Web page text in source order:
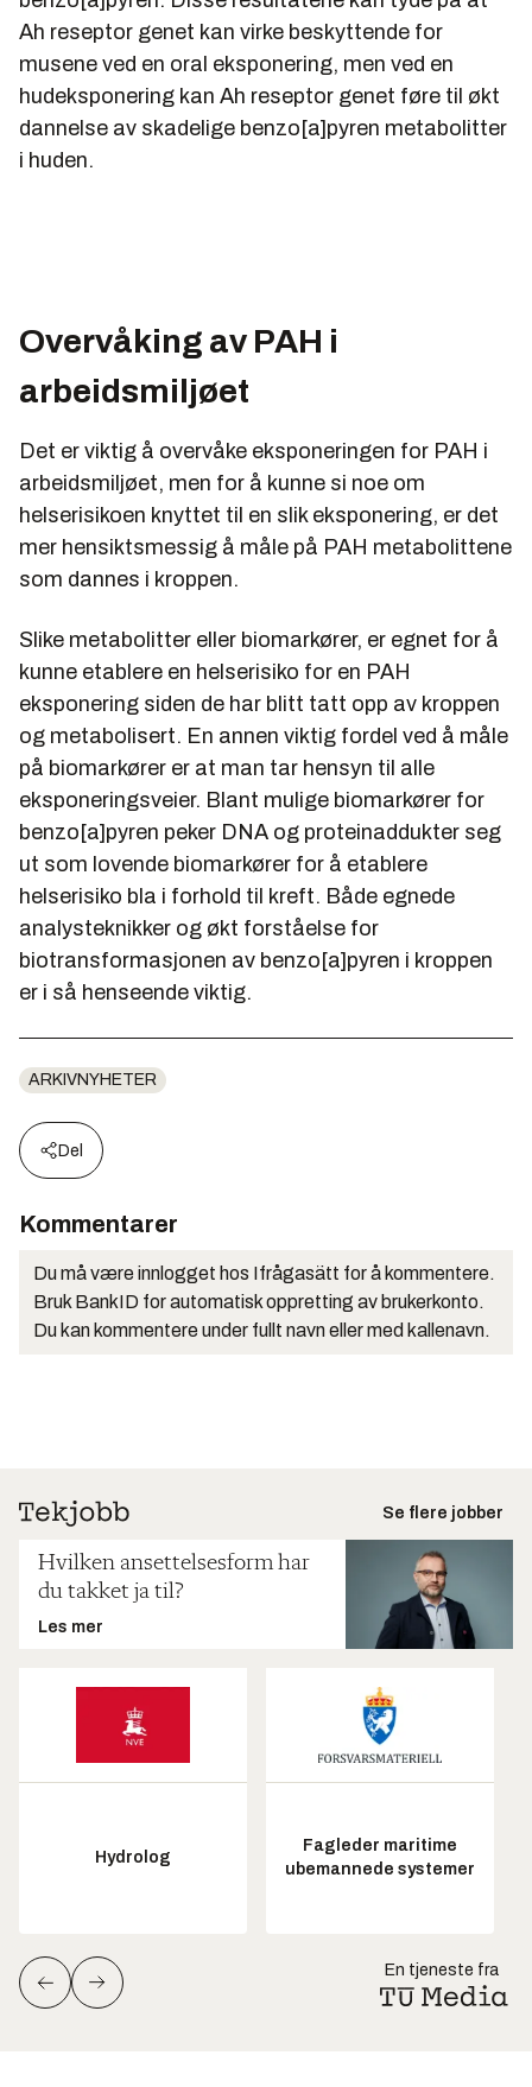
Ah reseptor genet kan virke beskyttende for
musene ved en oral eksponering, men ved en
hudeksponering kan Ah reseptor genet føre til økt
dannelse av skadelige benzo[a]pyren metabolitter
i huden.
Overvåking av PAH i
arbeidsmiljøet
Det er viktig å overvåke eksponeringen for PAH i
arbeidsmiljøet, men for å kunne si noe om
helserisikoen knyttet til en slik eksponering, er det
mer hensiktsmessig å måle på PAH metabolittene
som dannes i kroppen.
Slike metabolitter eller biomarkører, er egnet for å
kunne etablere en helserisiko for en PAH
eksponering siden de har blitt tatt opp av kroppen
og metabolisert. En annen viktig fordel ved å måle
på biomarkører er at man tar hensyn til alle
eksponeringsveier. Blant mulige biomarkører for
benzo[a]pyren peker DNA og proteinaddukter seg
ut som lovende biomarkører for å etablere
helserisiko bla i forhold til kreft. Både egnede
analysteknikker og økt forståelse for
biotransformasjonen av benzo[a]pyren i kroppen
er i så henseende viktig.
ARKIVNYHETER
Del
Kommentarer
Du må være innlogget hos Ifrågasätt for å kommentere.
Bruk BankID for automatisk oppretting av brukerkonto.
Du kan kommentere under fullt navn eller med kallenavn.
Se flere jobber
Hvilken ansettelsesform har
du takket ja til?
Les mer
Hydrolog
Fagleder maritime
ubemannede systemer
En tjeneste fra